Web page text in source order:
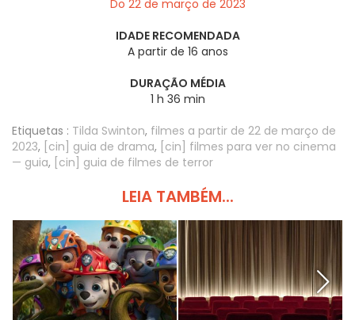
Do 22 de março de 2023
IDADE RECOMENDADA
A partir de 16 anos
DURAÇÃO MÉDIA
1 h 36 min
Etiquetas : Tilda Swinton, filmes a partir de 22 de março de
2023, [cin] guia de drama, [cin] filmes para ver no cinema
— guia, [cin] guia de filmes de terror
LEIA TAMBÉM...